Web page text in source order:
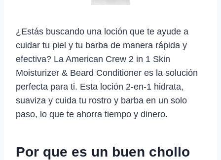
¿Estás buscando una loción que te ayude a
cuidar tu piel y tu barba de manera rápida y
efectiva? La American Crew 2 in 1 Skin
Moisturizer & Beard Conditioner es la solución
perfecta para ti. Esta loción 2-en-1 hidrata,
suaviza y cuida tu rostro y barba en un solo
paso, lo que te ahorra tiempo y dinero.
Por que es un buen chollo